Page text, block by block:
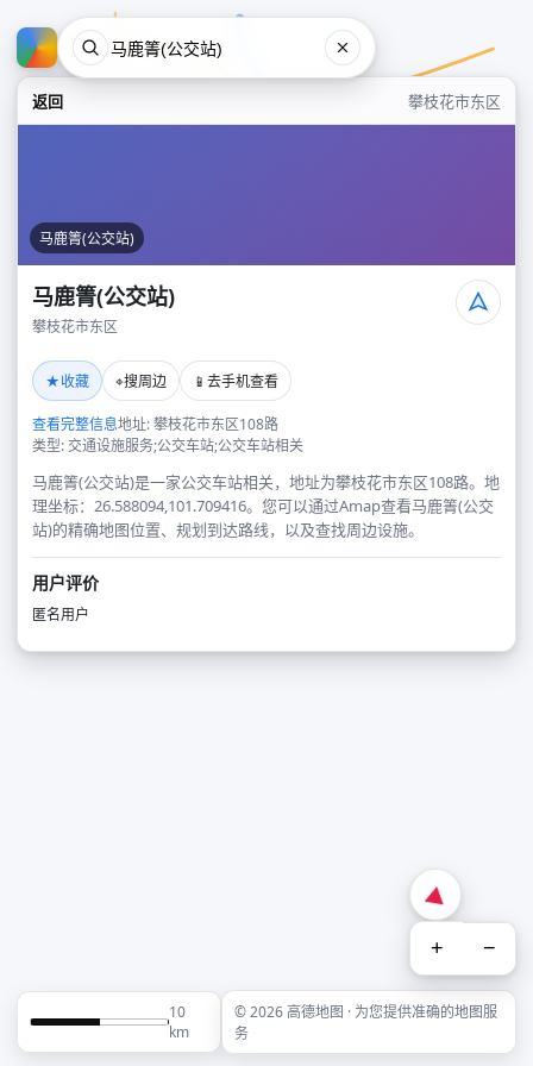
返回 攀枝花市东区
马鹿箐(公交站)
马鹿箐(公交站)
攀枝花市东区
★收藏 ⌖搜周边 📱 去手机查看
查看完整信息地址: 攀枝花市东区108路
类型: 交通设施服务;公交车站;公交车站相关
马鹿箐(公交站)是一家公交车站相关，地址为攀枝花市东区108路。地
理坐标：26.588094,101.709416。您可以通过Amap查看马鹿箐(公交
站)的精确地图位置、规划到达路线，以及查找周边设施。
用户评价
匿名用户
+ −
10
km
© 2026 高德地图 · 为您提供准确的地图服
务